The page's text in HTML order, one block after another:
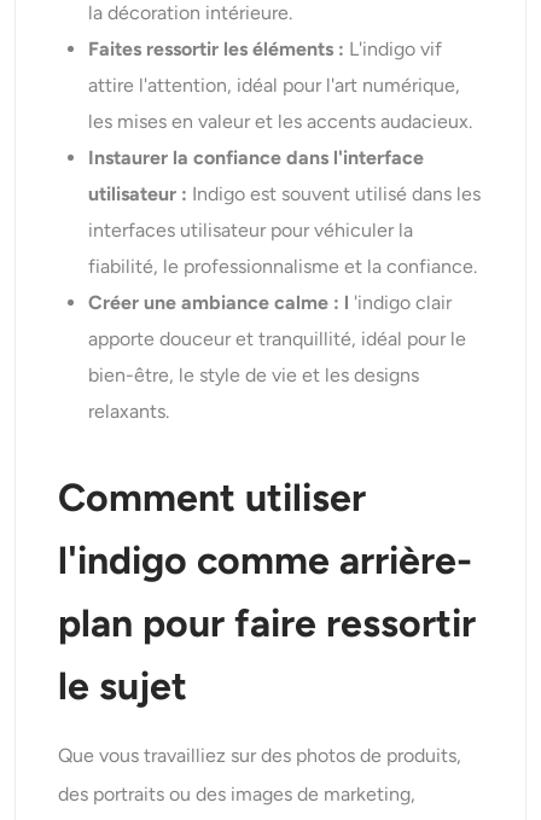
la décoration intérieure.
Faites ressortir les éléments : L'indigo vif
attire l'attention, idéal pour l'art numérique,
les mises en valeur et les accents audacieux.
Instaurer la confiance dans l'interface
utilisateur : Indigo est souvent utilisé dans les
interfaces utilisateur pour véhiculer la
fiabilité, le professionnalisme et la confiance.
Créer une ambiance calme : l 'indigo clair
apporte douceur et tranquillité, idéal pour le
bien-être, le style de vie et les designs
relaxants.
Comment utiliser
l'indigo comme arrière-
plan pour faire ressortir
le sujet
Que vous travailliez sur des photos de produits,
des portraits ou des images de marketing,